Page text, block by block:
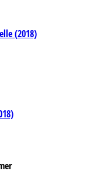
(2018)